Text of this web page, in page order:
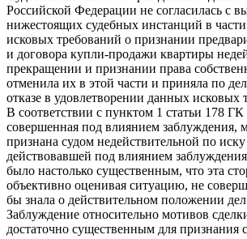
Российской Федерации не согласилась с
нижестоящих судебных инстанций в части
исковых требований о признании
и договора купли-продажи квартиры
прекращении и признании права
отменила их в этой части и приняла по
отказе в удовлетворении данных исковых
В соответствии с пунктом 1 статьи 178
совершенная под влиянием заблуждения,
признана судом недействительной по
действовавшей под влиянием
было настолько существенным, что эта
объективно оценивая ситуацию, не
бы знала о действительном положении
Заблуждение относительно мотивов
достаточно существенным для признания